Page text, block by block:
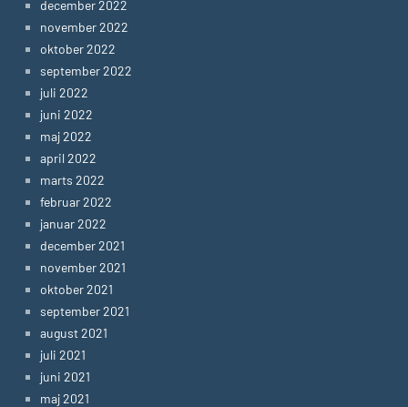
december 2022
november 2022
oktober 2022
september 2022
juli 2022
juni 2022
maj 2022
april 2022
marts 2022
februar 2022
januar 2022
december 2021
november 2021
oktober 2021
september 2021
august 2021
juli 2021
juni 2021
maj 2021